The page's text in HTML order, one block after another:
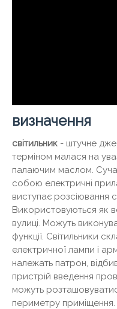
визначення
світильник - штучне
терміном малася на
палаючим маслом.
собою електричні
виступає розсіювання
Використовуються як
вулиці. Можуть
функції. Світильники
електричної лампи і
належать патрон,
пристрій введення
можуть
периметру приміщення.